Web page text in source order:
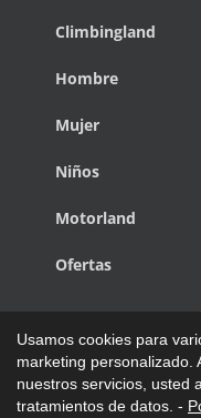
Climbingland
Hombre
Mujer
Niños
Motorland
Ofertas
Copyright © 1988 - 2027
Usamos cookies para
marketing personalizado.
nuestros servicios, usted
tratamientos de datos. -